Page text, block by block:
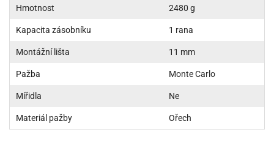
Hmotnost 2480 g
Kapacita zásobníku 1 rana
Montážní lišta 11 mm
Pažba Monte Carlo
Mířidla Ne
Materiál pažby Ořech